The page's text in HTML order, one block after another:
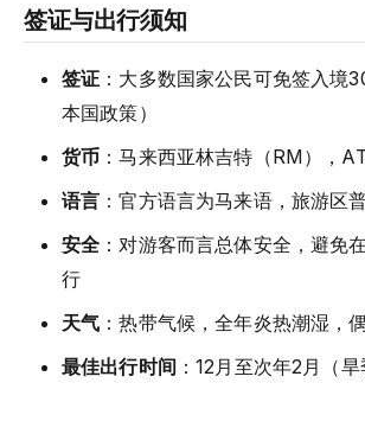
签证与出行须知
签证 ：大多数国家公民可免签入境
本国政策）
货币 ：马来西亚林吉特（RM），
语言 ：官方语言为马来语，旅游区
安全 ：对游客而言总体安全，避免
行
天气 ：热带气候，全年炎热潮湿，
最佳出行时间 ：12月至次年2月（